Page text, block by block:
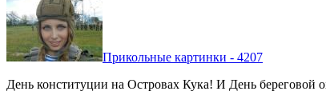
Прикольные картинки - 4207
День конституции на Островах Кука! И День